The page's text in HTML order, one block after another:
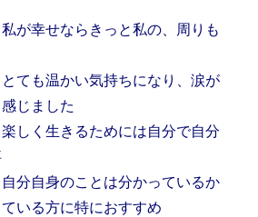
私が幸せならきっと私の、周りも
とても温かい気持ちになり、涙が
じました
楽しく生きるためには自分で自分
自分自身のことは分かっているか
いる方に特におすすめ